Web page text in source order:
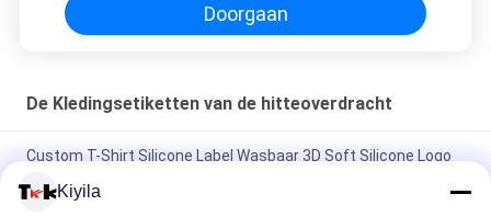
Doorgaan
De Kledingsetiketten van de hitteoverdracht
Custom T-Shirt Silicone Label Wasbaar 3D Soft Silicone Logo
Kiyila